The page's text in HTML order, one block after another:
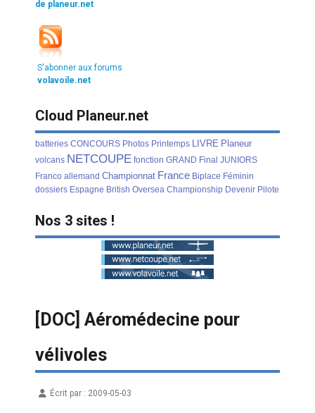
de planeur.net
S'abonner aux forums
volavoile.net
Cloud Planeur.net
batteries CONCOURS Photos Printemps LIVRE Planeur
volcans NETCOUPE fonction GRAND Final JUNIORS
Franco allemand Championnat France Biplace Féminin
dossiers Espagne British Oversea Championship Devenir Pilote
Nos 3 sites !
[DOC] Aéromédecine pour
vélivoles
Écrit par : 2009-05-03